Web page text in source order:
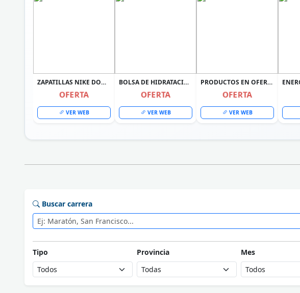
ZAPATILLAS NIKE DOWNSHIFTER 14 PARA MUJER NEGRO IB1899-002
OFERTA
VER WEB
BOLSA DE HIDRATACIÓN UNIVEX CAMELBACK COLOR CELESTE
OFERTA
VER WEB
PRODUCTOS EN OFERTA
OFERTA
VER WEB
Buscar carrera
Tipo Provincia Mes